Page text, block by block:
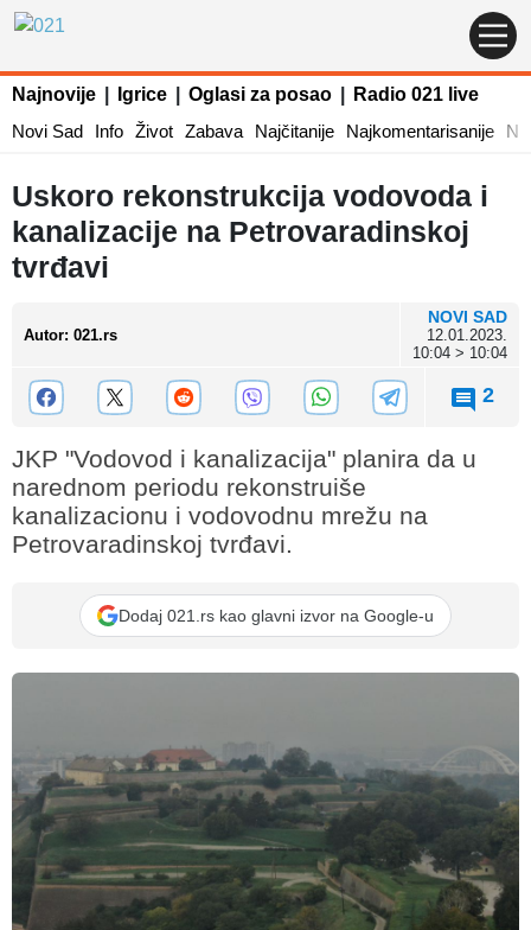
Najnovije Igrice Oglasi za posao
Radio 021 live
Novi Sad
Info Život Zabava Najčitanije Najkomentarisanije
Uskoro rekonstrukcija vodovoda i
kanalizacije na Petrovaradinskoj
tvrđavi
Autor: 021.rs
NOVI SAD
12.01.2023.
10:04 > 10:04
2
JKP "Vodovod i kanalizacija" planira da u
narednom periodu rekonstruiše
kanalizacionu i vodovodnu mrežu na
Petrovaradinskoj tvrđavi.
Dodaj 021.rs kao glavni izvor na Google-u